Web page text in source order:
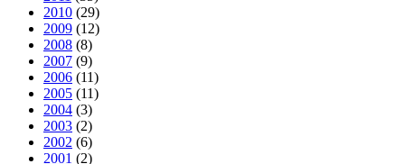
2010 (29)
2009 (12)
2008 (8)
2007 (9)
2006 (11)
2005 (11)
2004 (3)
2003 (2)
2002 (6)
2001 (2)